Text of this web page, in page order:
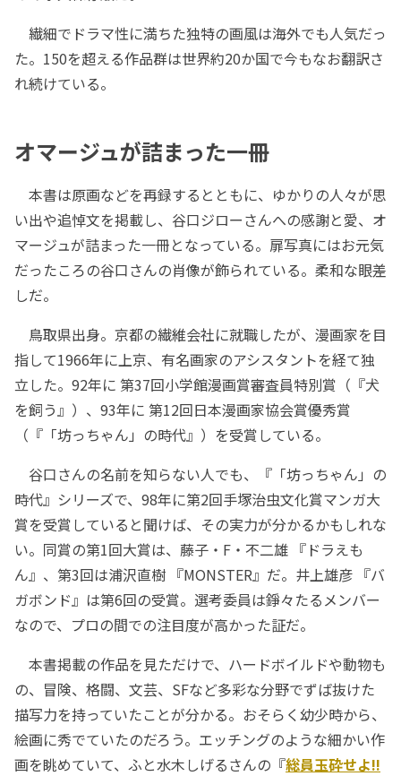
繊細でドラマ性に満ちた独特の画風は海外でも人気だっ
た。150を超える作品群は世界約20か国で今もなお翻訳さ
れ続けている。
オマージュが詰まった一冊
本書は原画などを再録するとともに、ゆかりの人々が思
い出や追悼文を掲載し、谷口ジローさんへの感謝と愛、オ
マージュが詰まった一冊となっている。扉写真にはお元気
だったころの谷口さんの肖像が飾られている。柔和な眼差
しだ。
鳥取県出身。京都の繊維会社に就職したが、漫画家を目
指して1966年に上京、有名画家のアシスタントを経て独
立した。92年に 第37回小学館漫画賞審査員特別賞（『犬
を飼う』）、93年に 第12回日本漫画家協会賞優秀賞
（『「坊っちゃん」の時代』）を受賞している。
谷口さんの名前を知らない人でも、『「坊っちゃん」の
時代』シリーズで、98年に第2回手塚治虫文化賞マンガ大
賞を受賞していると聞けば、その実力が分かるかもしれな
い。同賞の第1回大賞は、藤子・F・不二雄 『ドラえも
ん』、第3回は浦沢直樹 『MONSTER』だ。井上雄彦 『バ
ガボンド』は第6回の受賞。選考委員は錚々たるメンバー
なので、プロの間での注目度が高かった証だ。
本書掲載の作品を見ただけで、ハードボイルドや動物も
の、冒険、格闘、文芸、SFなど多彩な分野でずば抜けた
描写力を持っていたことが分かる。おそらく幼少時から、
絵画に秀でていたのだろう。エッチングのような細かい作
画を眺めていて、ふと水木しげるさんの『総員玉砕せよ!!